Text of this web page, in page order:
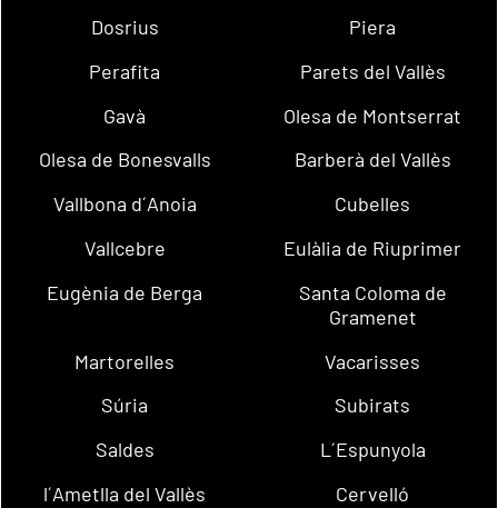
Dosrius
Piera
Perafita
Parets del Vallès
Gavà
Olesa de Montserrat
Olesa de Bonesvalls
Barberà del Vallès
Vallbona d´Anoia
Cubelles
Vallcebre
Eulàlia de Riuprimer
Eugènia de Berga
Santa Coloma de
Gramenet
Martorelles
Vacarisses
Súria
Subirats
Saldes
L´Espunyola
l´Ametlla del Vallès
Cervelló